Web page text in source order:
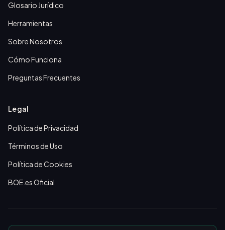
Glosario Jurídico
Herramientas
Sobre Nosotros
Cómo Funciona
Preguntas Frecuentes
Legal
Política de Privacidad
Términos de Uso
Política de Cookies
BOE.es Oficial